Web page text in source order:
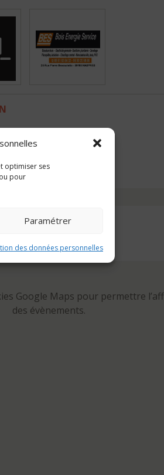
optimiser ses
pour
Paramétrer
des données personnelles
Google Maps pour permettre
des évènements.